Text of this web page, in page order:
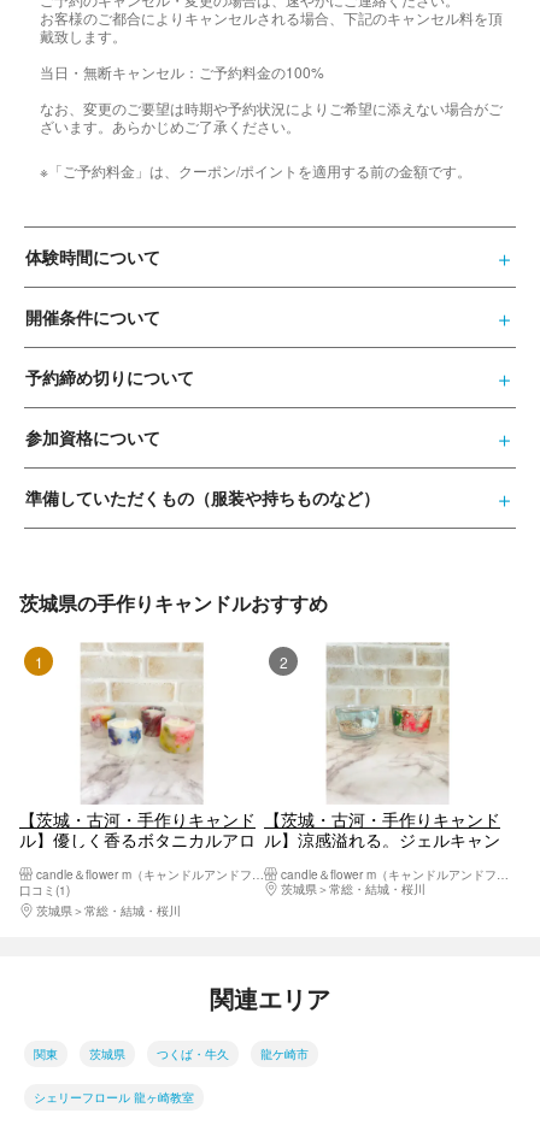
お客様のご都合によりキャンセルされる場合、下記のキャンセル料を頂
戴致します。
当日・無断キャンセル：ご予約料金の100%
なお、変更のご要望は時期や予約状況によりご希望に添えない場合がご
ざいます。あらかじめご了承ください。
※「ご予約料金」は、クーポン/ポイントを適用する前の金額です。
体験時間について
開催条件について
予約締め切りについて
参加資格について
準備していただくもの（服装や持ちものなど）
茨城県の手作りキャンドルおすすめ
1位
【茨城・古河・手作りキャンド
ル】優しく香るボタニカルアロ
candle＆flower m（キャンドルアンドフラワーエム）
口コミ(1)
茨城県
常総・結城・桜川
2位
【茨城・古河・手作りキャンド
ル】涼感溢れる。ジェルキャン
candle＆flower m（キャンドルアンドフラワーエム）
茨城県
常総・結城・桜川
関連エリア
関東 茨城県 つくば・牛久 龍ケ崎市
シェリーフロール 龍ヶ崎教室